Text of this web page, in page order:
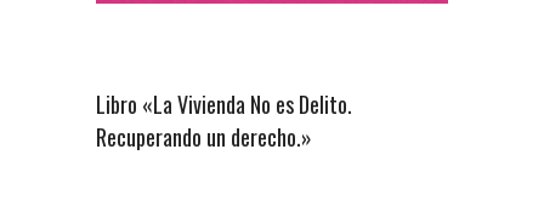
Libro «La Vivienda No es Delito.
Recuperando un derecho.»